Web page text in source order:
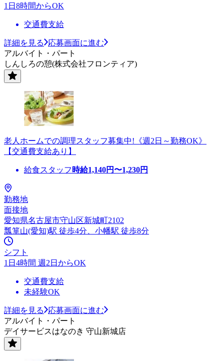
1日8時間からOK
交通費支給
詳細を見る
応募画面に進む
アルバイト・パート
しんしろの憩(株式会社フロンティア)
老人ホームでの調理スタッフ募集中!《週2日～勤務OK》
【交通費支給あり】
給食スタッフ 時給1,140円〜1,230円
勤務地
面接地
愛知県名古屋市守山区新城町2102
瓢箪山(愛知)駅 徒歩4分、小幡駅 徒歩8分
シフト
1日4時間 週2日からOK
交通費支給
未経験OK
詳細を見る
応募画面に進む
アルバイト・パート
デイサービスはなのき 守山新城店